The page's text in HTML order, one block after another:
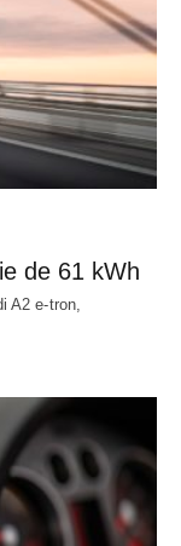
de 61 kWh
A2 e-tron,